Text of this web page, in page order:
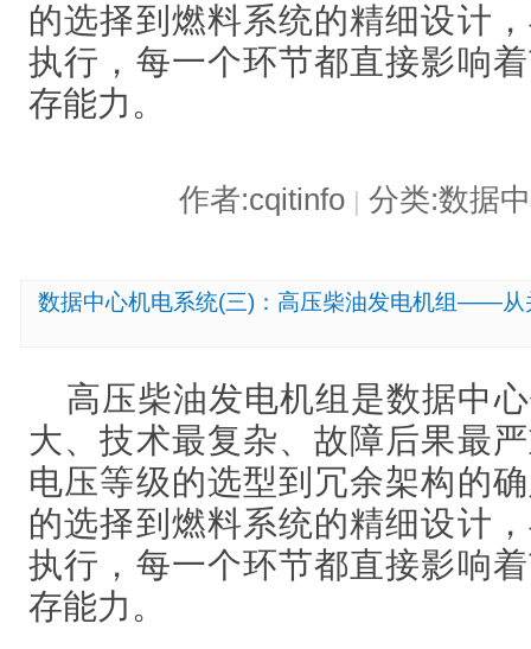
的选择到燃料系统的精细设计
执行，每一个环节都直接影响
存能力。
作者:cqitinfo 分类:数据
数据中心机电系统(三)：高压柴油发电机组——从
高压柴油发电机组是数据中
大、技术最复杂、故障后果最
电压等级的选型到冗余架构的
的选择到燃料系统的精细设计
执行，每一个环节都直接影响
存能力。